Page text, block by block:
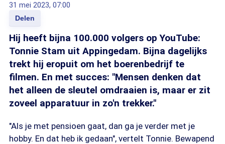
31 mei 2023, 07:00
Delen
Hij heeft bijna 100.000 volgers op YouTube:
Tonnie Stam uit Appingedam. Bijna dagelijks
trekt hij eropuit om het boerenbedrijf te
filmen. En met succes: "Mensen denken dat
het alleen de sleutel omdraaien is, maar er zit
zoveel apparatuur in zo'n trekker."
"Als je met pensioen gaat, dan ga je verder met je
hobby. En dat heb ik gedaan", vertelt Tonnie. Bewapend